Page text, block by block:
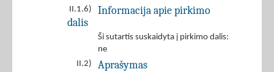
II.1.6)
Informacija apie pirkimo
dalis
Ši sutartis suskaidyta į pirkimo dalis:
ne
II.2)
Aprašymas